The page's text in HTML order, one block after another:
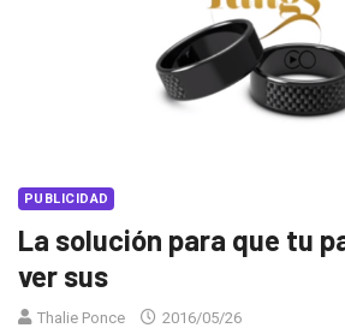
PUBLICIDAD
La solución para que tu
ver sus
Thalie Ponce 2016/05/26